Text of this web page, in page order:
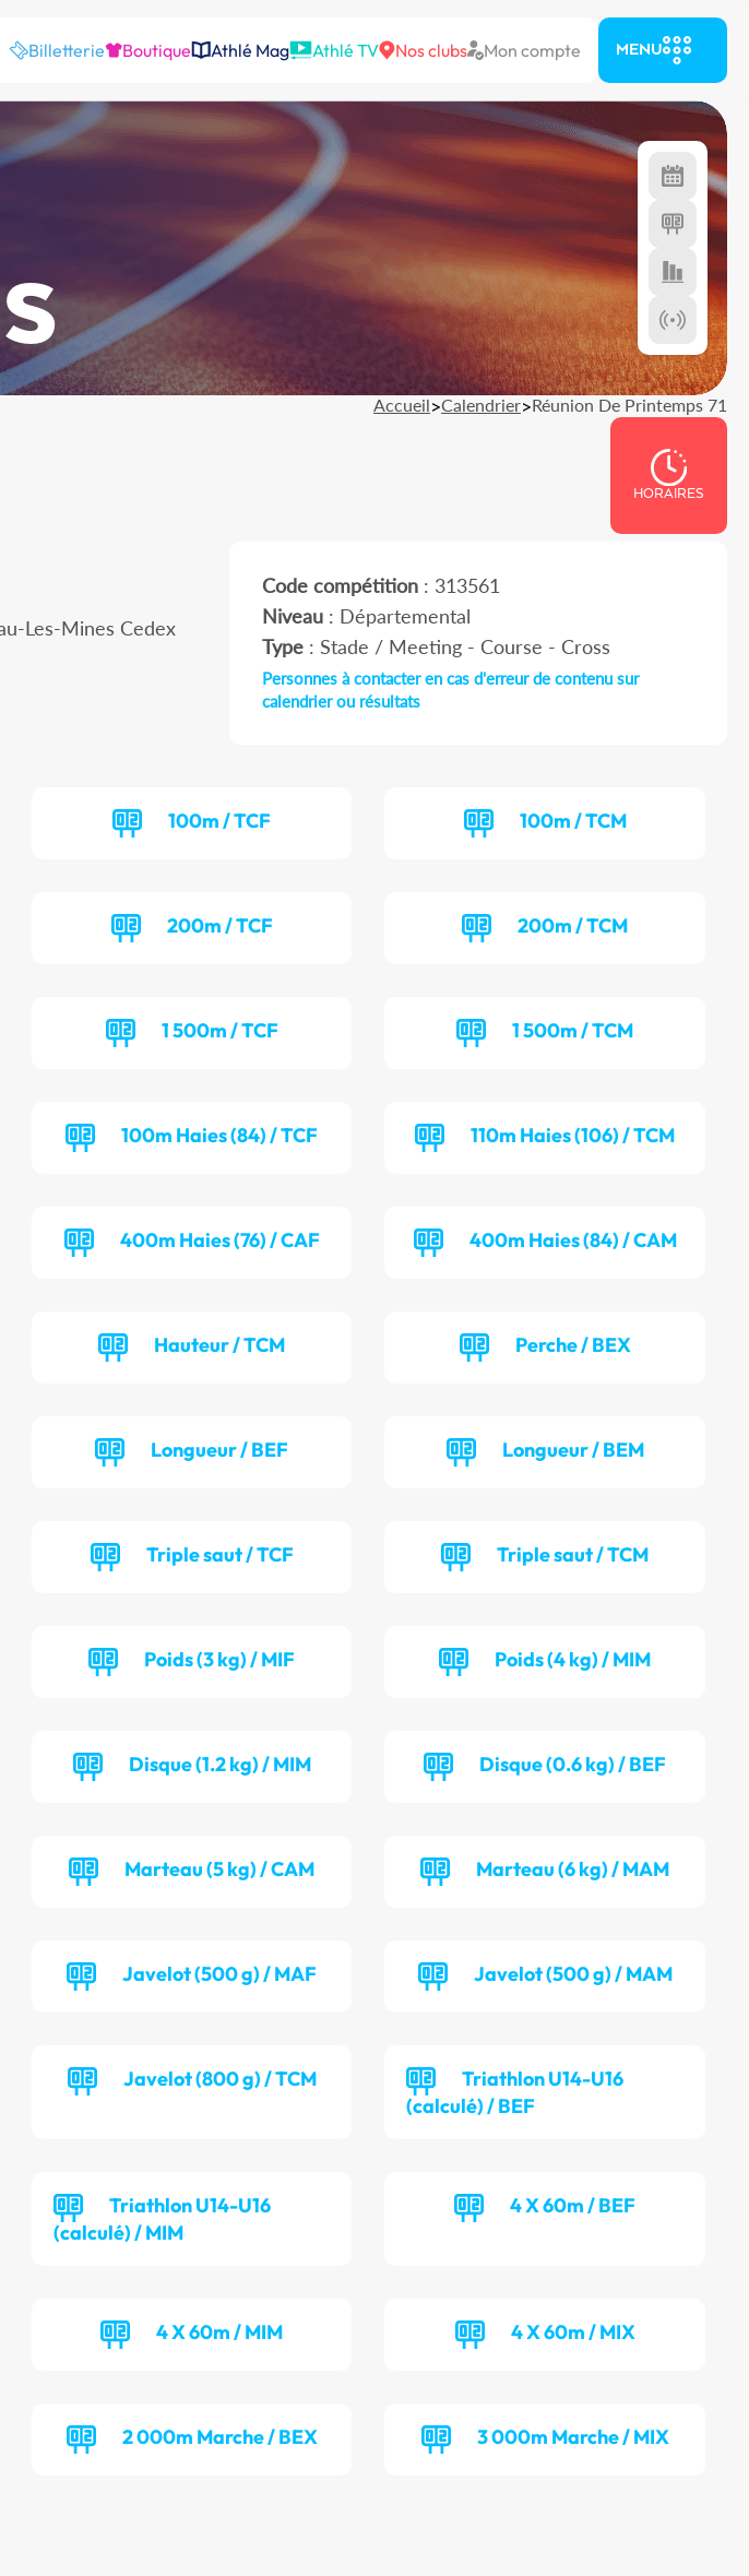
Billetterie Boutique Athlé Mag Athlé TV Nos clubs Mon compte MENU
Accueil>Calendrier>Réunion De Printemps 71
HORAIRES
Les-Mines Cedex
Code compétition: 313561
Niveau: Départemental
Type: Stade / Meeting - Course - Cross
Personnes à contacter en cas d'erreur de contenu sur
calendrier ou résultats
100m / TCF 100m / TCM
200m / TCF 200m / TCM
1 500m / TCF 1 500m / TCM
100m Haies (84) / TCF 110m Haies (106) / TCM
400m Haies (76) / CAF 400m Haies (84) / CAM
Hauteur / TCM Perche / BEX
Longueur / BEF Longueur / BEM
Triple saut / TCF Triple saut / TCM
Poids (3 kg) / MIF Poids (4 kg) / MIM
Disque (1.2 kg) / MIM Disque (0.6 kg) / BEF
Marteau (5 kg) / CAM Marteau (6 kg) / MAM
Javelot (500 g) / MAF Javelot (500 g) / MAM
Javelot (800 g) / TCM
Triathlon U14-U16
(calculé) / BEF
Triathlon U14-U16
(calculé) / MIM
4 X 60m / BEF
4 X 60m / MIM 4 X 60m / MIX
2 000m Marche / BEX 3 000m Marche / MIX